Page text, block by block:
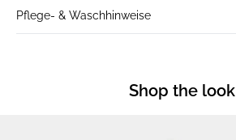
Pflege- & Waschhinweise
Shop the look